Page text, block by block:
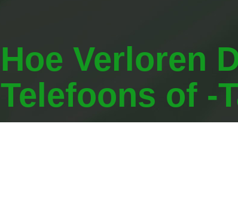
Hoe Verloren
Telefoons of -